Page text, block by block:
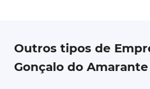
Outros tipos de
Gonçalo do Amarante